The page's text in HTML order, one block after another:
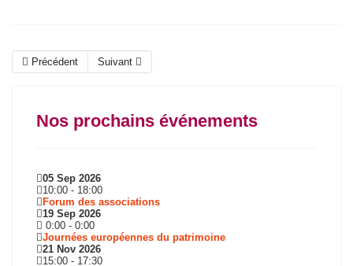
Précédent Suivant
Nos prochains événements
05 Sep 2026
10:00 - 18:00
Forum des associations
19 Sep 2026
0:00 - 0:00
Journées européennes du patrimoine
21 Nov 2026
15:00 - 17:30